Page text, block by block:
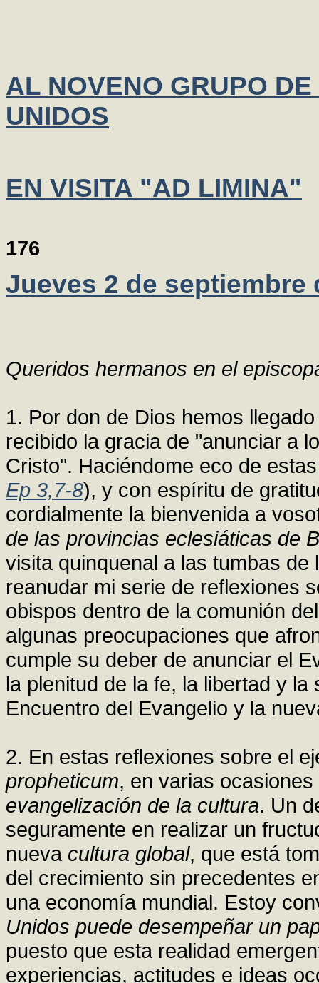
AL NOVENO GRUPO
UNIDOS
EN VISITA "AD LIMINA"
176
Jueves 2 de septiembre
Queridos hermanos en el
1. Por don de Dios hemos
recibido la gracia de "anunciar a
Cristo". Haciéndome eco de
Ep 3,7-8), y con espíritu de
cordialmente la bienvenida a
de las provincias eclesiáticas de
visita quinquenal a las tumbas
reanudar mi serie de reflexiones
obispos dentro de la comunión
algunas preocupaciones que
cumple su deber de anunciar el
la plenitud de la fe, la libertad y la
Encuentro del Evangelio y la
2. En estas reflexiones sobre el
propheticum, en varias
evangelización de la cultura. Un
seguramente en realizar un
nueva cultura global, que está
del crecimiento sin precedentes
una economía mundial. Estoy
Unidos puede desempeñar un
puesto que esta realidad
experiencias, actitudes e ideas